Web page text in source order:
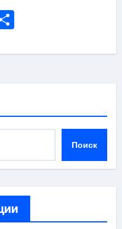
Отправить
Поиск